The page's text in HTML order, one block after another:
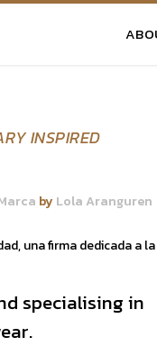
INSPIRED
by Lola Aranguren
una firma dedicada a
specialising in